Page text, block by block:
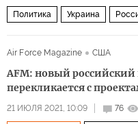
Политика Украина
Air Force Magazine
США
AFM: новый российский
перекликается с
21 ИЮЛЯ 2021, 10:09 76